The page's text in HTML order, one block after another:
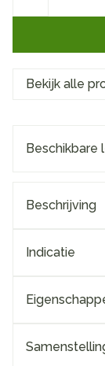
Bekijk alle
Beschikbare
Beschrijving
Indicatie